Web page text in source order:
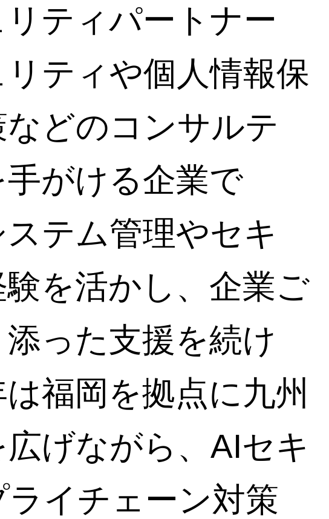
ティパートナー
ティや個人情報保
どのコンサルテ
がける企業で
テム管理やセキ
を活かし、企業ご
った支援を続け
福岡を拠点に九州
げながら、AIセキ
イチェーン対策